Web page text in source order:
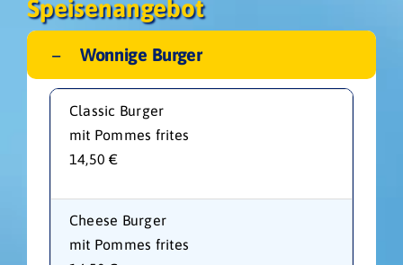
Speisenangebot
Wonnige Burger
Classic Burger
mit Pommes frites
14,50 €
Cheese Burger
mit Pommes frites